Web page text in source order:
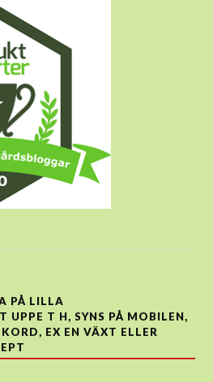
PÅ LILLA
UPPE T H, SYNS PÅ MOBILEN,
EX EN VÄXT ELLER